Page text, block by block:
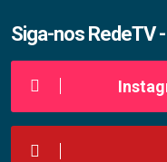
Siga-nos RedeTV